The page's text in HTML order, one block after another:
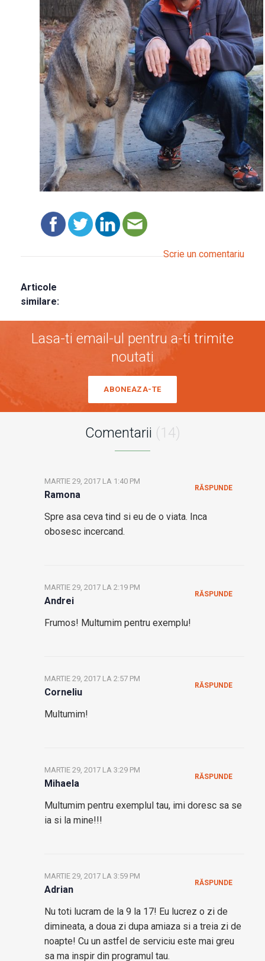
Scrie un comentariu
Articole
similare:
Lasa-ti email-ul pentru a-ti trimite
noutati
ABONEAZA-TE
Comentarii (14)
Ramona
MARTIE 29, 2017 LA 1:40 PM
Spre asa ceva tind si eu de o viata. Inca
obosesc incercand.
RĂSPUNDE
Andrei
MARTIE 29, 2017 LA 2:19 PM
Frumos! Multumim pentru exemplu!
RĂSPUNDE
Corneliu
MARTIE 29, 2017 LA 2:57 PM
Multumim!
RĂSPUNDE
Mihaela
MARTIE 29, 2017 LA 3:29 PM
Multumim pentru exemplul tau, imi doresc sa se
ia si la mine!!!
RĂSPUNDE
Adrian
MARTIE 29, 2017 LA 3:59 PM
Nu toti lucram de la 9 la 17! Eu lucrez o zi de
dimineata, a doua zi dupa amiaza si a treia zi de
noapte! Cu un astfel de serviciu este mai greu
sa ma inspir din programul tau.
RĂSPUNDE